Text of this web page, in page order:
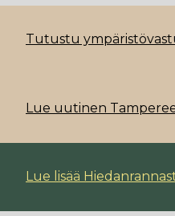
Tutustu
Lue uutinen
Lue lisää